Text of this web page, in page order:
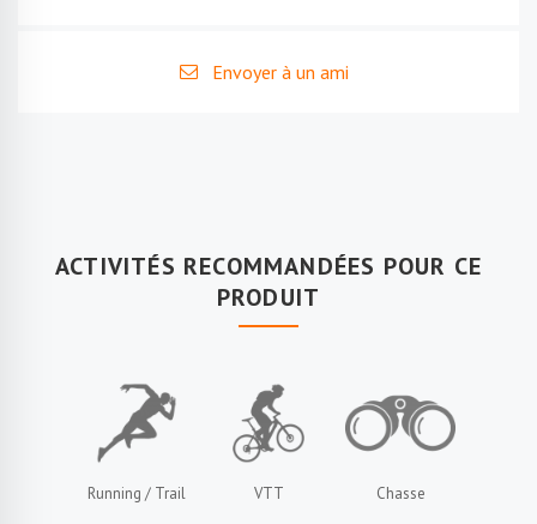
Envoyer à un ami
ACTIVITÉS RECOMMANDÉES POUR CE
PRODUIT
Running / Trail VTT Chasse